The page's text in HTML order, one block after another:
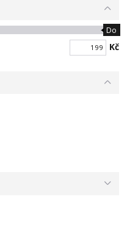
Do
Kč